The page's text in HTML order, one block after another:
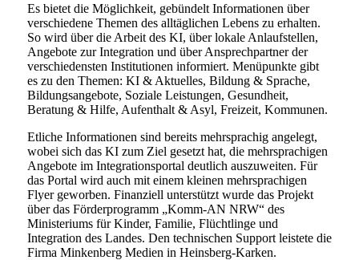
Es bietet die Möglichkeit, gebündelt Informationen über
verschiedene Themen des alltäglichen Lebens zu erhalten.
So wird über die Arbeit des KI, über lokale Anlaufstellen,
Angebote zur Integration und über Ansprechpartner der
verschiedensten Institutionen informiert. Menüpunkte gibt
es zu den Themen: KI & Aktuelles, Bildung & Sprache,
Bildungsangebote, Soziale Leistungen, Gesundheit,
Beratung & Hilfe, Aufenthalt & Asyl, Freizeit, Kommunen.
Etliche Informationen sind bereits mehrsprachig angelegt,
wobei sich das KI zum Ziel gesetzt hat, die mehrsprachigen
Angebote im Integrationsportal deutlich auszuweiten. Für
das Portal wird auch mit einem kleinen mehrsprachigen
Flyer geworben. Finanziell unterstützt wurde das Projekt
über das Förderprogramm „Komm-AN NRW“ des
Ministeriums für Kinder, Familie, Flüchtlinge und
Integration des Landes. Den technischen Support leistete die
Firma Minkenberg Medien in Heinsberg-Karken.